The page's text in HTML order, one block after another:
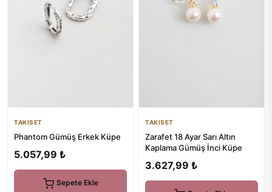
TAKISET
Phantom Gümüş Erkek Küpe
5.057,99 ₺
Sepete Ekle
TAKISET
Zarafet 18 Ayar Sarı Altın
Kaplama Gümüş İnci Küpe
3.627,99 ₺